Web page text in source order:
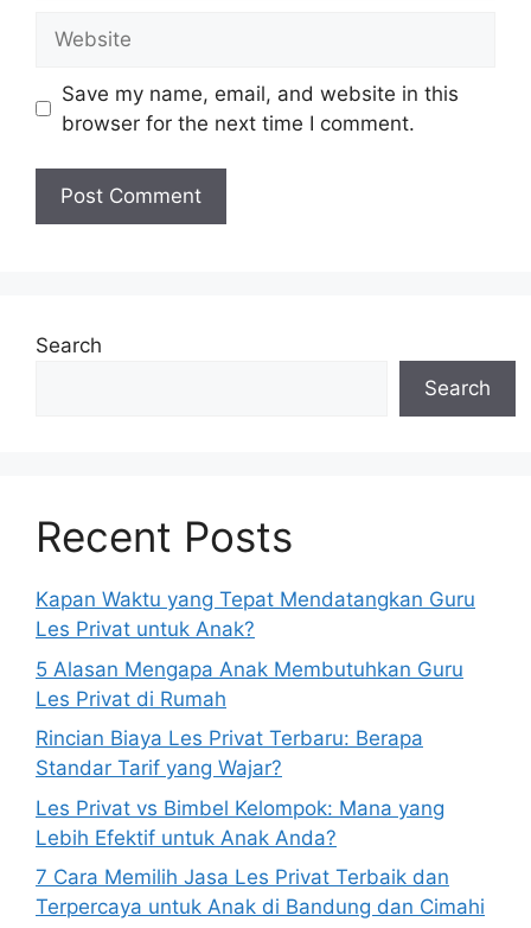
Save my name, email, and website in this
browser for the next time I comment.
Search
Search
Recent Posts
Kapan Waktu yang Tepat Mendatangkan Guru
Les Privat untuk Anak?
5 Alasan Mengapa Anak Membutuhkan Guru
Les Privat di Rumah
Rincian Biaya Les Privat Terbaru: Berapa
Standar Tarif yang Wajar?
Les Privat vs Bimbel Kelompok: Mana yang
Lebih Efektif untuk Anak Anda?
7 Cara Memilih Jasa Les Privat Terbaik dan
Terpercaya untuk Anak di Bandung dan Cimahi